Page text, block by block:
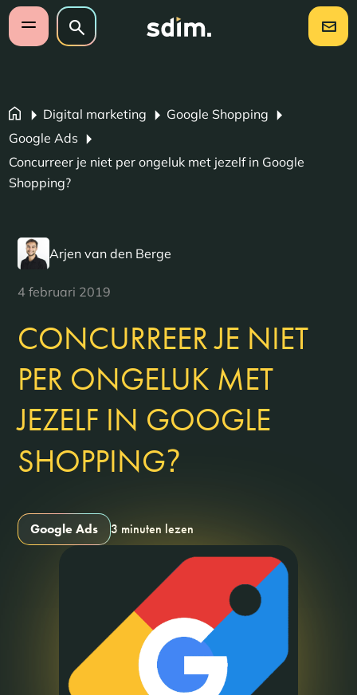
Navigatie overslaan
Open mobiel menu
Zoeken op website
Zoeken
Digital marketing
Google Shopping
Google Ads
Concurreer je niet per ongeluk met jezelf in Google
Shopping?
Arjen van den Berge
4 februari 2019
CONCURREER JE NIET
PER ONGELUK MET
JEZELF IN GOOGLE
SHOPPING?
Google Ads 3 minuten lezen